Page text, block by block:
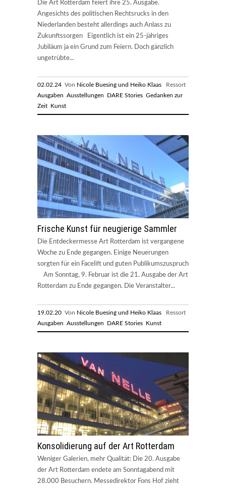
Die Art Rotterdam feiert ihre 25. Ausgabe.
Angesichts des politischen Rechtsrucks in den
Niederlanden besteht allerdings auch Anlass zu
Zukunftssorgen Eigentlich ist ein 25-jähriges
Jubiläum ja ein Grund zum Feiern. Doch gänzlich
ungetrübte...
02.02.24 Von Nicole Buesing und Heiko Klaas Ressort
Ausgaben Ausstellungen DARE Stories Gedanken zur
Zeit Kunst
Frische Kunst für neugierige Sammler
Die Entdeckermesse Art Rotterdam ist vergangene
Woche zu Ende gegangen. Einige Neuerungen
sorgten für ein Facelift und guten Publikumszuspruch
Am Sonntag, 9. Februar ist die 21. Ausgabe der Art
Rotterdam zu Ende gegangen. Die Veranstalter...
19.02.20 Von Nicole Buesing und Heiko Klaas Ressort
Ausgaben Ausstellungen DARE Stories Kunst
Konsolidierung auf der Art Rotterdam
Weniger Galerien, mehr Qualität: Die 20. Ausgabe
der Art Rotterdam endete am Sonntagabend mit
28.000 Besuchern. Messedirektor Fons Hof zieht